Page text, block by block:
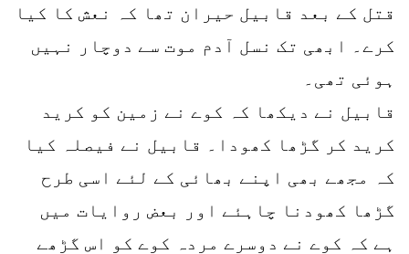
قتل کے بعد قابیل حیران تھا کہ نعش کا کیا
کرے۔ ابھی تک نسل آدم موت سے دوچار نہیں
ہوئی تھی۔
قابیل نے دیکھا کہ کوے نے زمین کو کرید
کرید کر گڑھا کھودا۔ قابیل نے فیصلہ کیا
کہ مجھے بھی اپنے بھائی کے لئے اسی طرح
گڑھا کھودنا چاہئے اور بعض روایات میں
ہے کہ کوے نے دوسرے مردہ کوے کو اس گڑھے